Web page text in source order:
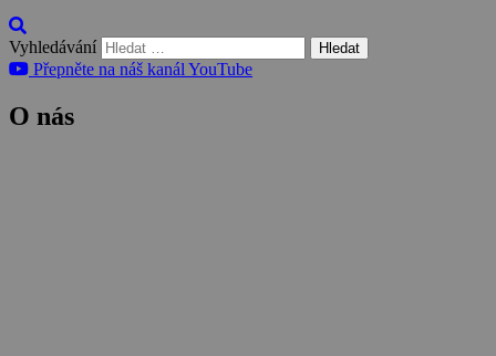
Vyhledávání
Přepněte na náš kanál YouTube
O nás